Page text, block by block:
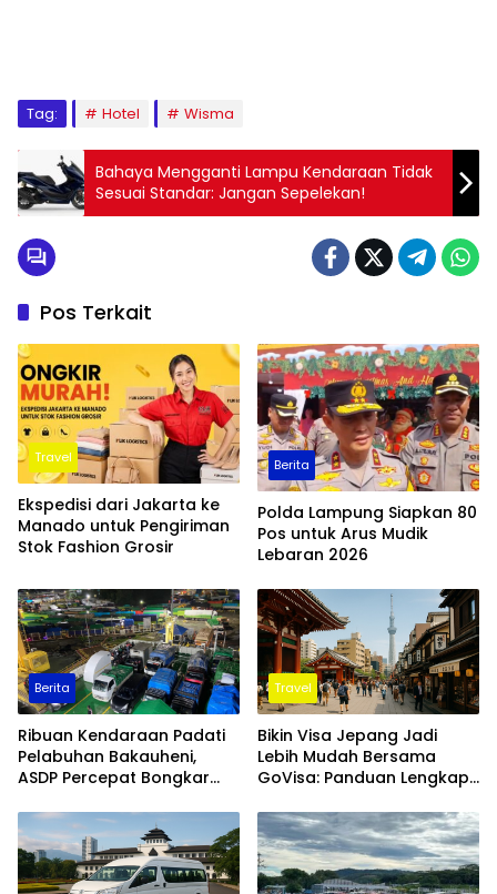
Tag: Hotel Wisma
Bahaya Mengganti Lampu Kendaraan Tidak
Sesuai Standar: Jangan Sepelekan!
Pos Terkait
Travel
Ekspedisi dari Jakarta ke
Manado untuk Pengiriman
Stok Fashion Grosir
Berita
Polda Lampung Siapkan 80
Pos untuk Arus Mudik
Lebaran 2026
Berita
Ribuan Kendaraan Padati
Pelabuhan Bakauheni,
ASDP Percepat Bongkar
Travel
Bikin Visa Jepang Jadi
Lebih Mudah Bersama
GoVisa: Panduan Lengkap